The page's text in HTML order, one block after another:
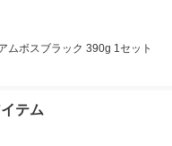
ムボスブラック 390g 1セット
テム